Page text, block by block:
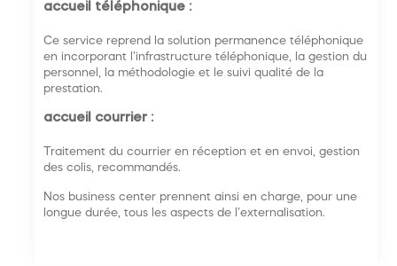
accueil téléphonique :
Ce service reprend la solution permanence téléphonique
en incorporant l’infrastructure téléphonique, la gestion du
personnel, la méthodologie et le suivi qualité de la
prestation.
accueil courrier :
Traitement du courrier en réception et en envoi, gestion
des colis, recommandés.
Nos business center prennent ainsi en charge, pour une
longue durée, tous les aspects de l’externalisation.